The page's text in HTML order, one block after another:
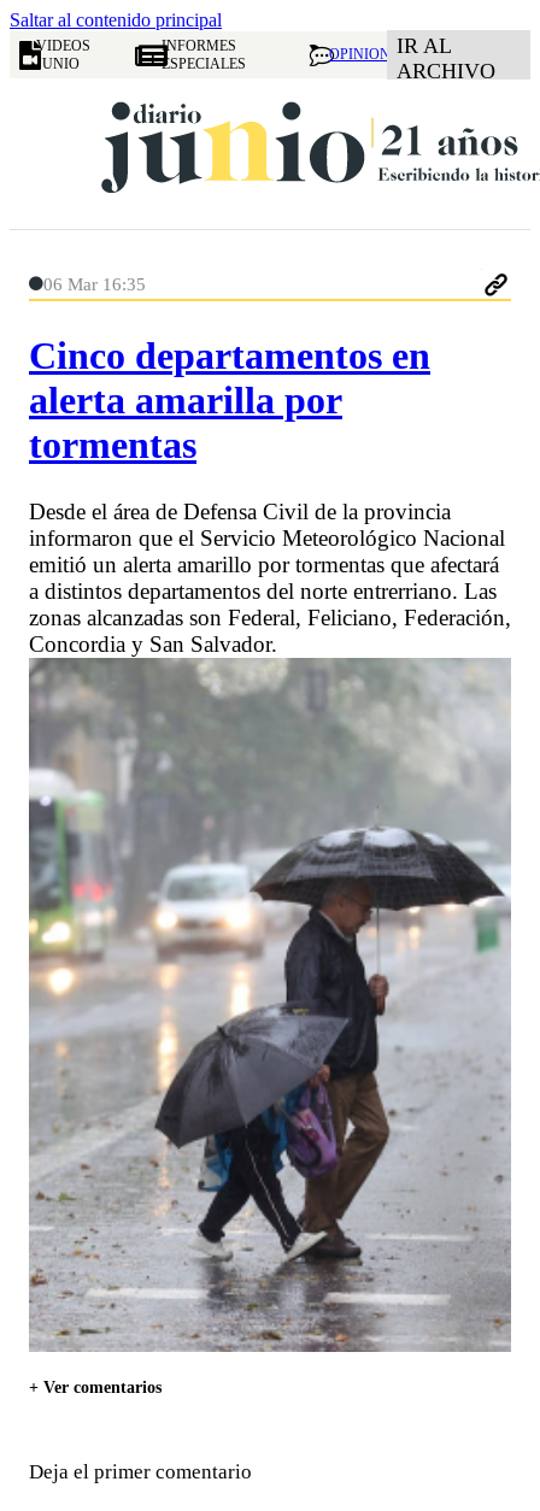
Saltar al contenido principal
VIDEOS
JUNIO
INFORMES
ESPECIALES
OPINION IR AL
ARCHIVO
06 Mar 16:35
Cinco departamentos en
alerta amarilla por
tormentas
Desde el área de Defensa Civil de la provincia
informaron que el Servicio Meteorológico Nacional
emitió un alerta amarillo por tormentas que afectará
a distintos departamentos del norte entrerriano. Las
zonas alcanzadas son Federal, Feliciano, Federación,
Concordia y San Salvador.
+ Ver comentarios
Deja el primer comentario